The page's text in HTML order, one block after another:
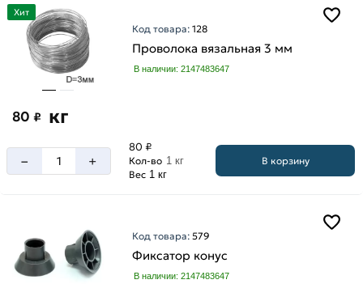
Хит
Код товара:128
Проволока вязальная 3 мм
В наличии: 2147483647
80 ₽ кг
– +
80 ₽
Кол-во 1 кг
Вес 1 кг
В корзину
Код товара:579
Фиксатор конус
В наличии: 2147483647